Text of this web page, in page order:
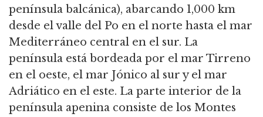
península balcánica), abarcando 1,000 km
desde el valle del Po en el norte hasta el mar
Mediterráneo central en el sur. La
península está bordeada por el mar Tirreno
en el oeste, el mar Jónico al sur y el mar
Adriático en el este. La parte interior de la
península apenina consiste de los Montes